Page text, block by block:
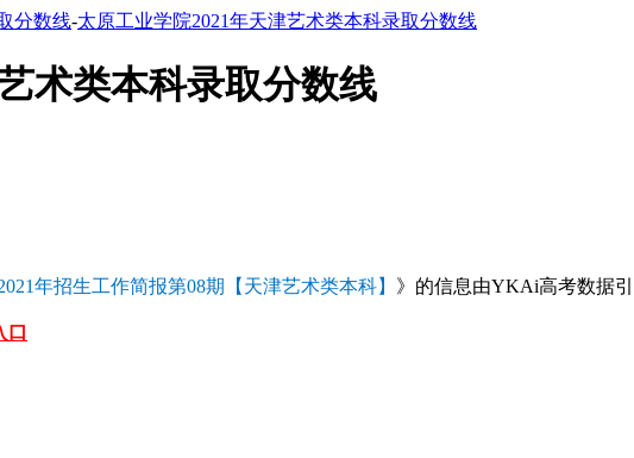
分数线-太原工业学院2021年天津艺术类本科录取分数线
术类本科录取分数线
年招生工作简报第08期【天津艺术类本科】 》的信息由YKAi高考数据
口